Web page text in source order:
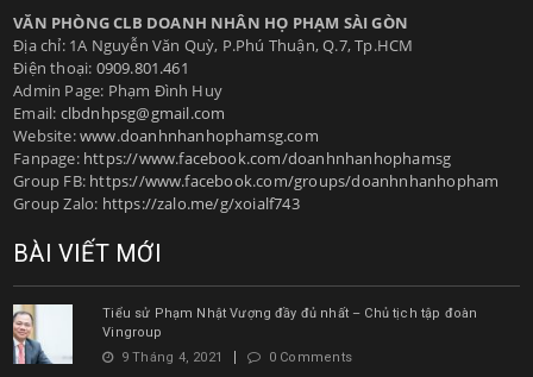
VĂN PHÒNG CLB DOANH NHÂN HỌ PHẠM SÀI GÒN
Địa chỉ: 1A Nguyễn Văn Quỳ, P.Phú Thuận, Q.7, Tp.HCM
Điện thoại: 0909.801.461
Admin Page: Phạm Đình Huy
Email: clbdnhpsg@gmail.com
Website:www.doanhnhanhophamsg.com
Fanpage: https://www.facebook.com/doanhnhanhophamsg
Group FB: https://www.facebook.com/groups/doanhnhanhopham
Group Zalo: https://zalo.me/g/xoialf743
BÀI VIẾT MỚI
Tiểu sử Phạm Nhật Vượng đầy đủ nhất – Chủ tịch tập đoàn
Vingroup
9 Tháng 4, 2021
0 Comments